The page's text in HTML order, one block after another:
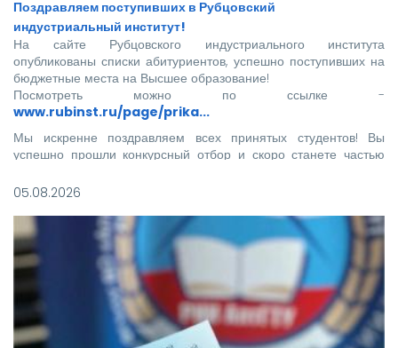
Поздравляем поступивших в Рубцовский
индустриальный институт!
На сайте Рубцовского индустриального института
опубликованы списки абитуриентов, успешно поступивших на
бюджетные места на Высшее образование!
Посмотреть можно по ссылке -
www.rubinst.ru/page/prika...
Мы искренне поздравляем всех принятых студентов! Вы
успешно прошли конкурсный отбор и скоро станете частью
05.08.2026